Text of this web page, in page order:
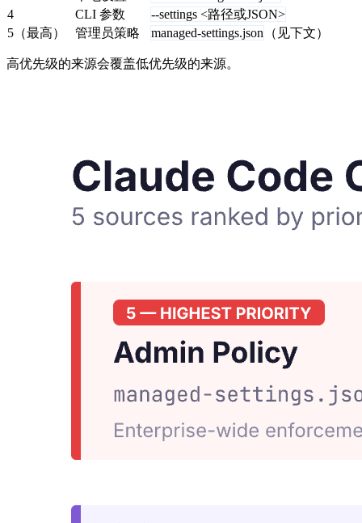
4
CLI 参数
--settings <路径或JSON>
5（最高）
管理员策略 managed-settings.json （见下文）
高优先级的来源会覆盖低优先级的来源。